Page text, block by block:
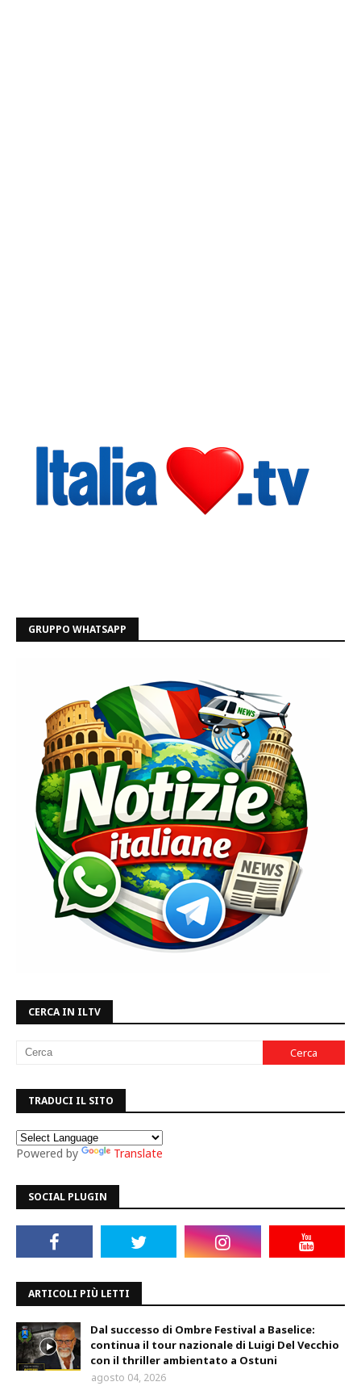
GRUPPO WHATSAPP
CERCA IN ILTV
TRADUCI IL SITO
Powered by Translate
SOCIAL PLUGIN
ARTICOLI PIÙ LETTI
Dal successo di Ombre Festival a Baselice:
continua il tour nazionale di Luigi Del Vecchio
con il thriller ambientato a Ostuni
agosto 04, 2026